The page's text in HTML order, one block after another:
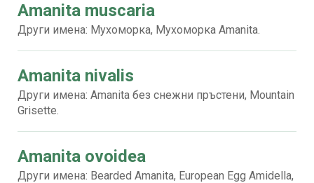
Amanita muscaria
Други имена: Мухоморка, Мухоморка Amanita.
Amanita nivalis
Други имена: Amanita без снежни пръстени, Mountain
Grisette.
Amanita ovoidea
Други имена: Bearded Amanita, European Egg Amidella,